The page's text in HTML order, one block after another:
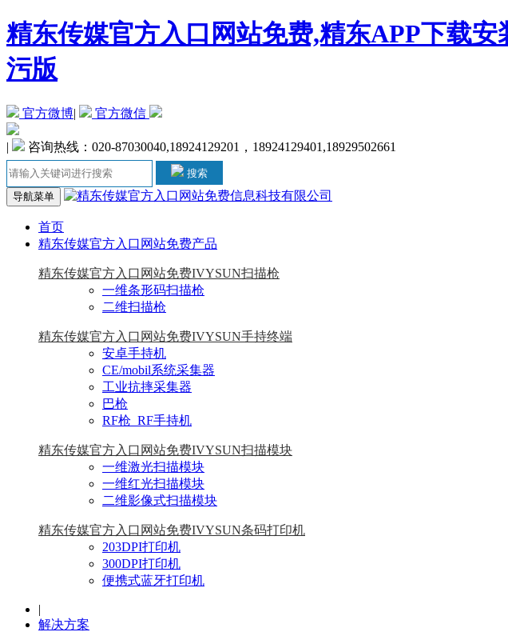
精东传媒官方入口网站免费,精东APP下载
污版
官方微博| 官方微信
| 咨询热线：020-87030040,18924129201，18924129401,18929502661
搜索
导航菜单
首页
精东传媒官方入口网站免费产品
精东传媒官方入口网站免费IVYSUN扫描枪
一维条形码扫描枪
二维扫描枪
精东传媒官方入口网站免费IVYSUN手持终端
安卓手持机
CE/mobil系统采集器
工业抗摔采集器
巴枪
RF枪_RF手持机
精东传媒官方入口网站免费IVYSUN扫描模块
一维激光扫描模块
一维红光扫描模块
二维影像式扫描模块
精东传媒官方入口网站免费IVYSUN条码打印机
203DPI打印机
300DPI打印机
便携式蓝牙打印机
|
解决方案